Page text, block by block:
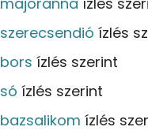
szerecsendió ízlés
bors ízlés szerint
só ízlés szerint
bazsalikom ízlés